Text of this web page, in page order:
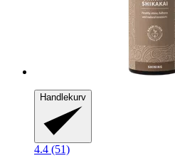
Handlekurv
4.4 (51)